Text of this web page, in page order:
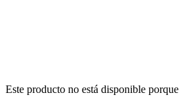
Este producto no está disponible